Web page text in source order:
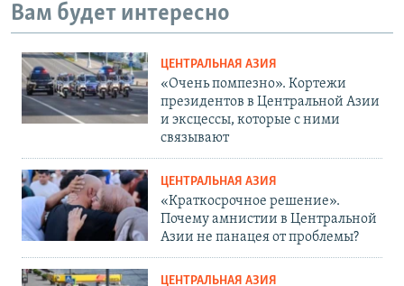
Вам будет интересно
ЦЕНТРАЛЬНАЯ АЗИЯ
«Очень помпезно». Кортежи
президентов в Центральной Азии
и эксцессы, которые с ними
связывают
ЦЕНТРАЛЬНАЯ АЗИЯ
«Краткосрочное решение».
Почему амнистии в Центральной
Азии не панацея от проблемы?
ЦЕНТРАЛЬНАЯ АЗИЯ